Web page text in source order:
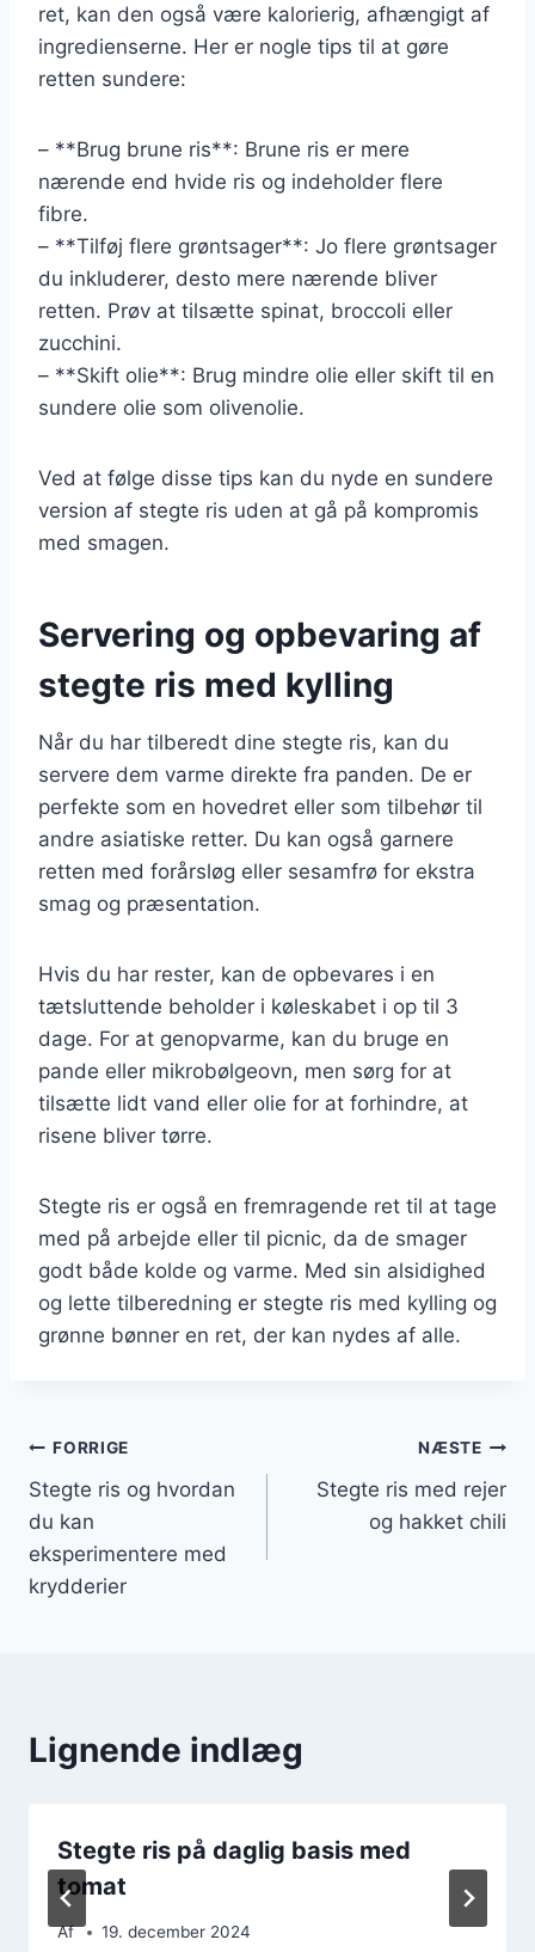
ret, kan den også være kalorierig, afhængigt af
ingredienserne. Her er nogle tips til at gøre
retten sundere:
– **Brug brune ris**: Brune ris er mere
nærende end hvide ris og indeholder flere
fibre.
– **Tilføj flere grøntsager**: Jo flere grøntsager
du inkluderer, desto mere nærende bliver
retten. Prøv at tilsætte spinat, broccoli eller
zucchini.
– **Skift olie**: Brug mindre olie eller skift til en
sundere olie som olivenolie.
Ved at følge disse tips kan du nyde en sundere
version af stegte ris uden at gå på kompromis
med smagen.
Servering og opbevaring af
stegte ris med kylling
Når du har tilberedt dine stegte ris, kan du
servere dem varme direkte fra panden. De er
perfekte som en hovedret eller som tilbehør til
andre asiatiske retter. Du kan også garnere
retten med forårsløg eller sesamfrø for ekstra
smag og præsentation.
Hvis du har rester, kan de opbevares i en
tætsluttende beholder i køleskabet i op til 3
dage. For at genopvarme, kan du bruge en
pande eller mikrobølgeovn, men sørg for at
tilsætte lidt vand eller olie for at forhindre, at
risene bliver tørre.
Stegte ris er også en fremragende ret til at tage
med på arbejde eller til picnic, da de smager
godt både kolde og varme. Med sin alsidighed
og lette tilberedning er stegte ris med kylling og
grønne bønner en ret, der kan nydes af alle.
Indlægsnavigation
FORRIGE
Stegte ris og hvordan
du kan
eksperimentere med
krydderier
NÆSTE
Stegte ris med rejer
og hakket chili
Lignende indlæg
Stegte ris på daglig basis med
tomat
Af 19. december 2024